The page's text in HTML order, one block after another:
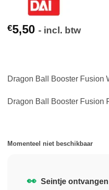
€5,50 - incl. btw
Dragon Ball Booster Fusion
Dragon Ball Booster Fusion
Momenteel niet beschikbaar
👀 Seintje